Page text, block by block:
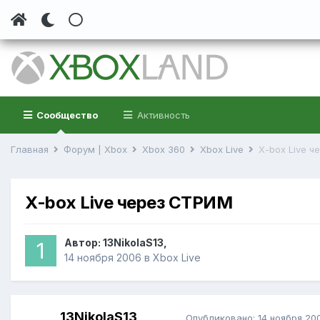
Сообщество Активность
Главная Форум | Xbox Xbox 360 Xbox Live X-box Live
X-box Live через СТРИМ
Автор: 13NikolaS13
14 ноября 2006 в Xbox Live